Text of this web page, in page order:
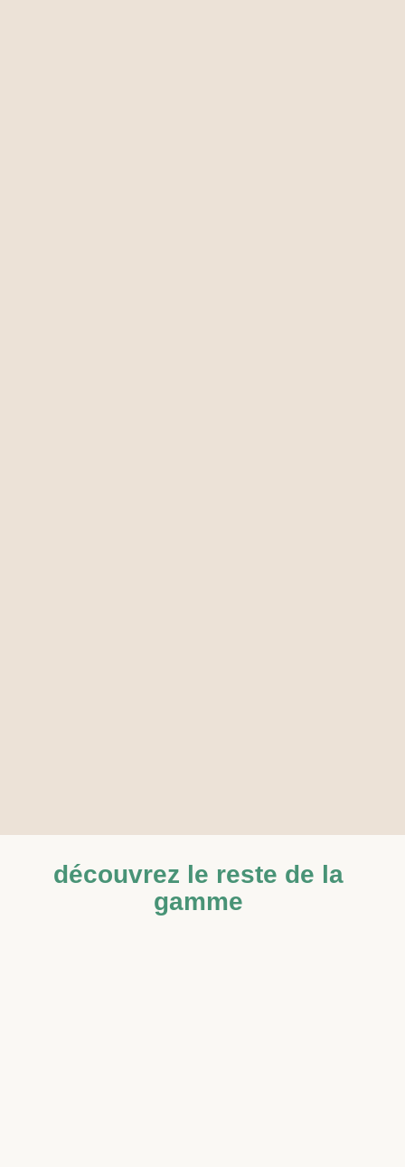
découvrez le reste de la
gamme